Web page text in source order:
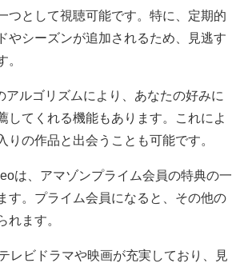
つとして視聴可能です。特に、定期的
やシーズンが追加されるため、見逃す
。
アルゴリズムにより、あなたの好みに
してくれる機能もあります。これによ
りの作品と出会うことも可能です。
は、アマゾンプライム会員の特典の一
す。プライム会員になると、その他の
れます。
レビドラマや映画が充実しており、見